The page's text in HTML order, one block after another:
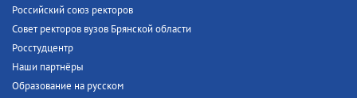
Российский союз ректоров
Совет ректоров вузов Брянской области
Росстудцентр
Наши партнёры
Образование на русском